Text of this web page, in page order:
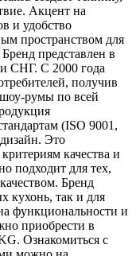
Акцент на
и удобство
пространством для
Бренд представлен в
СНГ. С 2000 года
получив
румы по всей
(ISO 9001,
Это
качества и
подходит для тех,
Бренд
кухонь, так и для
функциональности и
приобрести в
Ознакомиться с